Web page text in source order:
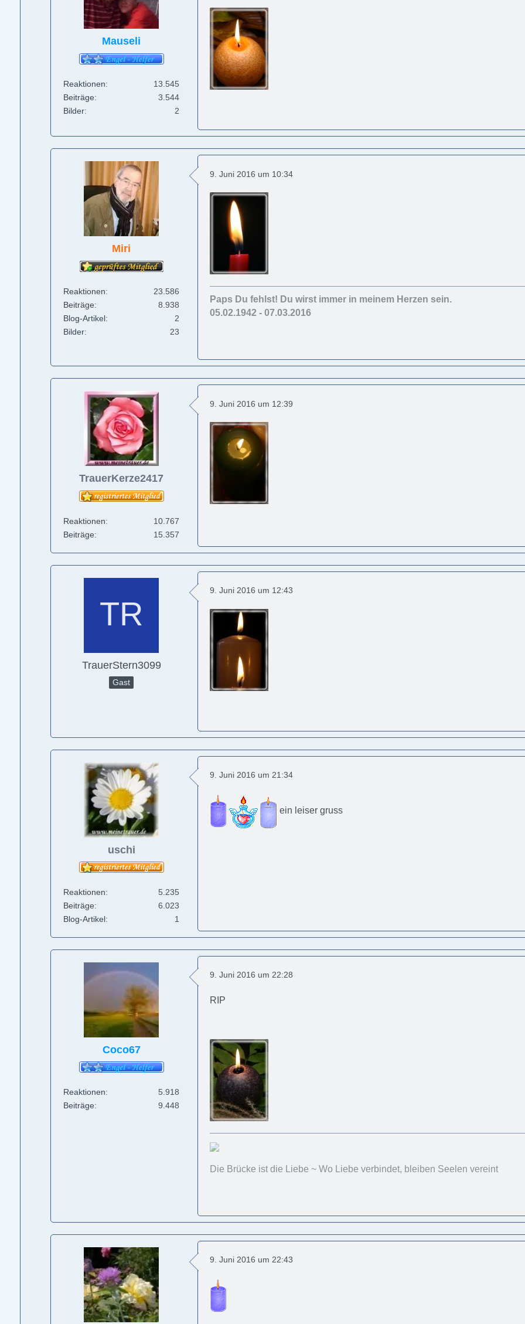
Mauseli
Reaktionen
13.545
Beiträge
3.544
Bilder
2
Miri
Reaktionen
23.586
Beiträge
8.938
Blog-Artikel
2
Bilder
23
9. Juni 2016 um 10:34
Paps Du fehlst! Du wirst immer in meinem Herzen sein.
05.02.1942 - 07.03.2016
TrauerKerze2417
Reaktionen
10.767
Beiträge
15.357
9. Juni 2016 um 12:39
TrauerStern3099
Gast
9. Juni 2016 um 12:43
uschi
Reaktionen
5.235
Beiträge
6.023
Blog-Artikel
1
9. Juni 2016 um 21:34
ein leiser gruss
Coco67
Reaktionen
5.918
Beiträge
9.448
9. Juni 2016 um 22:28
RIP
Die Brücke ist die Liebe ~ Wo Liebe verbindet, bleiben Seelen vereint
9. Juni 2016 um 22:43